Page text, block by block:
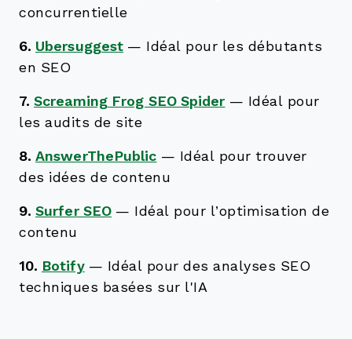
concurrentielle
6. Ubersuggest — Idéal pour les débutants
en SEO
7. Screaming Frog SEO Spider — Idéal pour
les audits de site
8. AnswerThePublic — Idéal pour trouver
des idées de contenu
9. Surfer SEO — Idéal pour l’optimisation de
contenu
10. Botify — Idéal pour des analyses SEO
techniques basées sur l'IA